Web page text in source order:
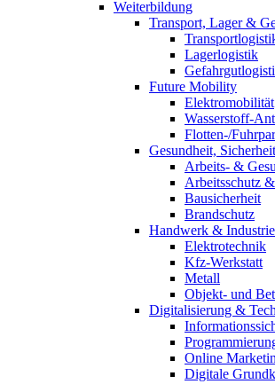
Weiterbildung
Transport, Lager &
Lagerlogistik
Future Mobility
Elektromobilität
Wasserstoff-
Flotten-/
Gesundheit,
Arbeits- &
Arbeitsschutz
Bausicherheit
Brandschutz
Handwerk & Industrie
Elektrotechnik
Kfz-Werkstatt
Metall
Objekt- und
Digitalisierung &
Online
Digitale